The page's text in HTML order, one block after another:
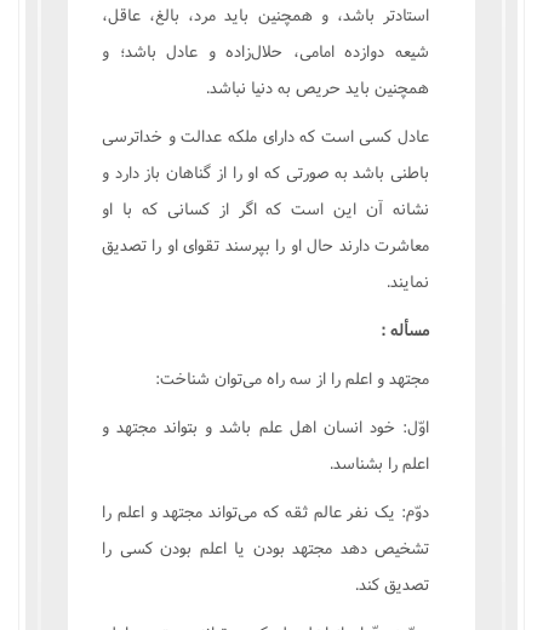
استادتر باشد، و همچنين بايد مرد، بالغ، عاقل،
شيعه دوازده امامى، حلال‌زاده و عادل باشد؛ و
همچنين بايد حريص به دنيا نباشد.
عادل کسى است که داراى ملکه عدالت و خداترسى
باطنى باشد به صورتى که او را از گناهان باز دارد و
نشانه آن اين است که اگر از کسانى که با او
معاشرت دارند حال او را بپرسند تقواى او را تصديق
نمايند.
مسأله :
مجتهد و اعلم را از سه راه مى‌توان شناخت:
اوّل: خود انسان اهل علم باشد و بتواند مجتهد و
اعلم را بشناسد.
دوّم: يک نفر عالم ثقه که مى‌تواند مجتهد و اعلم را
تشخيص دهد مجتهد بودن يا اعلم بودن کسى را
تصديق کند.